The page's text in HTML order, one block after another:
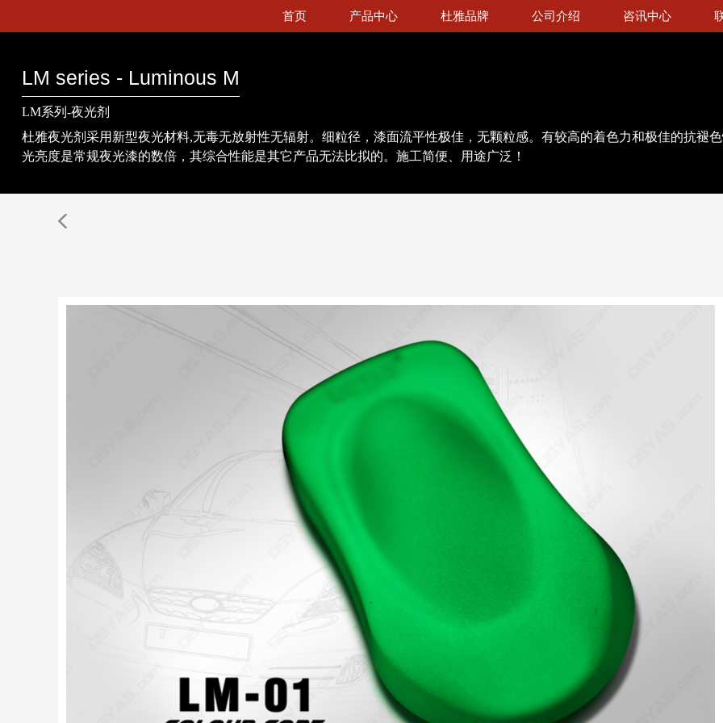
首页 产品中心 杜雅品牌 公司介绍 咨讯中心
LM series - Luminous M
LM系列-夜光剂
杜雅夜光剂采用新型夜光材料,无毒无放射性无辐射。细粒径，漆面流平性极佳，无颗粒感。有较高的着色力和极佳的抗褪
光亮度是常规夜光漆的数倍，其综合性能是其它产品无法比拟的。施工简便、用途广泛！